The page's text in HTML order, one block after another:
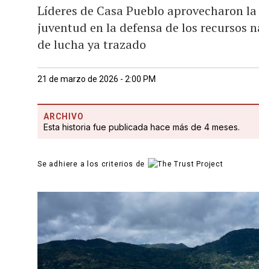
Líderes de Casa Pueblo aprovecharon
juventud en la defensa de los recursos
de lucha ya trazado
21 de marzo de 2026 - 2:00 PM
ARCHIVO
Esta historia fue publicada hace más de 4 meses.
Se adhiere a los criterios de